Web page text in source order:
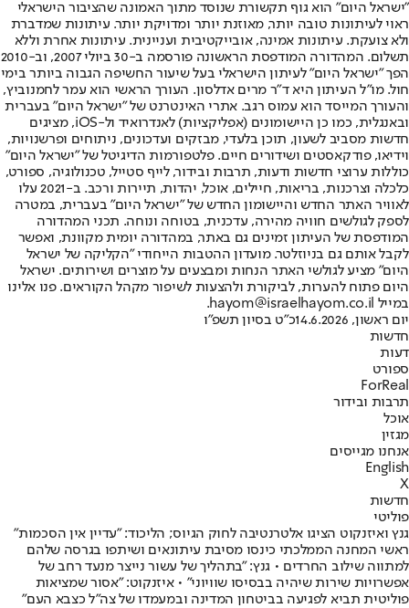
"ישראל היום" הוא גוף תקשורת שנוסד מתוך האמונה שהציבור הישראלי
ראוי לעיתונות טובה יותר, מאוזנת יותר ומדויקת יותר. עיתונות שמדברת
ולא צועקת. עיתונות אמינה, אובייקטיבית ועניינית. עיתונות אחרת וללא
תשלום. המהדורה המודפסת הראשונה פורסמה ב-30 ביולי 2007, וב-2010
הפך "ישראל היום" לעיתון הישראלי בעל שיעור החשיפה הגבוה ביותר בימי
חול. מו"ל העיתון היא ד"ר מרים אדלסון. העורך הראשי הוא עמר לחמנוביץ,
והעורך המייסד הוא עמוס רגב. אתרי האינטרנט של "ישראל היום" בעברית
ובאנגלית, כמו כן היישומונים (אפליקציות) לאנדרואיד ול-iOS, מציגים
חדשות מסביב לשעון, תוכן בלעדי, מבזקים ועדכונים, ניתוחים ופרשנויות,
וידיאו, פודקאסטים ושידורים חיים. פלטפורמות הדיגיטל של "ישראל היום"
כוללות ערוצי חדשות ודעות, תרבות ובידור, לייף סטייל, טכנולוגיה, ספורט,
כלכלה וצרכנות, בריאות, חיילים, אוכל, יהדות, תיירות ורכב. ב-2021 עלו
לאוויר האתר החדש והיישומון החדש של "ישראל היום" בעברית, במטרה
לספק לגולשים חוויה מהירה, עדכנית, בטוחה ונוחה. תכני המהדורה
המודפסת של העיתון זמינים גם באתר, במהדורה יומית מקוונת, ואפשר
לקבל אותם גם בניוזלטר. מועדון ההטבות הייחודי "הקליקה של ישראל
היום" מציע לגולשי האתר הנחות ומבצעים על מוצרים ושירותים. ישראל
היום פתוח להערות, לביקורת ולהצעות לשיפור מקהל הקוראים. פנו אלינו
במייל hayom@israelhayom.co.il.
יום ראשון, 14.6.2026
כ"ט בסיון תשפ"ו
חדשות
דעות
ספורט
ForReal
תרבות ובידור
אוכל
מגזין
אנחנו מגייסים
English
X
חדשות
פוליטי
גנץ ואיזנקוט הציגו אלטרנטיבה לחוק הגיוס; הליכוד: "עדיין אין הסכמות"
ראשי המחנה הממלכתי כינסו מסיבת עיתונאים ושיתפו בגרסה שלהם
למתווה שילוב החרדים • גנץ: "בתהליך של עשור נייצר מנעד רחב של
אפשרויות שירות שיהיה בבסיסו שוויוני" • איזנקוט: "אסור שמציאות
פוליטית תביא לפגיעה בביטחון המדינה ובמעמדו של צה״ל כצבא העם"